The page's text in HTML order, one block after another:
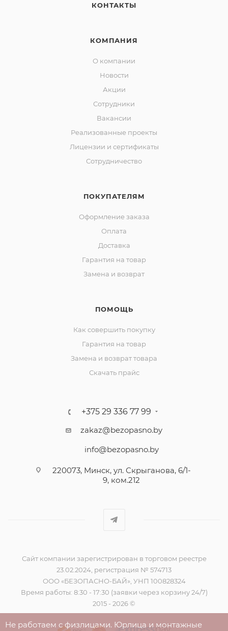
КОНТАКТЫ
КОМПАНИЯ
О компании
Новости
Акции
Сотрудники
Вакансии
Реализованные проекты
Лицензии и сертификаты
Сотрудничество
ПОКУПАТЕЛЯМ
Оформление заказа
Оплата
Доставка
Гарантия на товар
Замена и возврат
ПОМОЩЬ
Как совершить покупку
Гарантия на товар
Замена и возврат товара
Скачать прайс
+375 29 336 77 99
zakaz@bezopasno.by
info@bezopasno.by
220073, Минск, ул. Скрыганова, 6/1-
9, ком.212
Сайт компании зарегистрирован в торговом реестре
23.02.2024, регистрация № 574713
ООО «БЕЗОПАСНО-БАЙ», УНП 100828324
Время работы: 8:30 - 17:30 (заявки через корзину 24/7)
2015 - 2026 ©
Не работаем с физлицами. Юрлица и монтажные